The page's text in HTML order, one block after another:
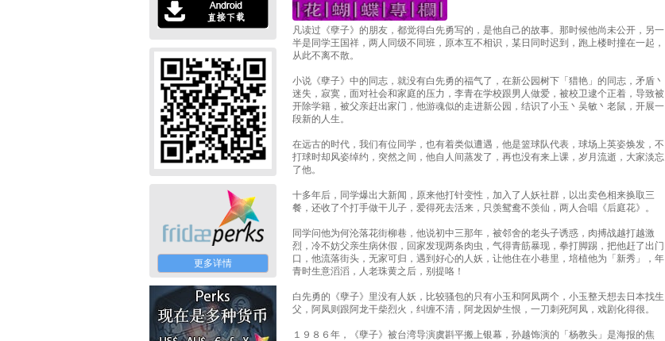
更多详情
凡读过《孽子》的朋友，都觉得白先勇写的，是他自己的故事。那时候他尚未公开，另一
半是同学王国祥，两人同级不同班，原本互不相识，某日同时迟到，跑上楼时撞在一起，
从此不离不散。
小说《孽子》中的同志，就没有白先勇的福气了，在新公园树下「猎艳」的同志，矛盾丶
迷失，寂寞，面对社会和家庭的压力，李青在学校跟男人做爱，被校卫逮个正着，导致被
开除学籍，被父亲赶出家门，他游魂似的走进新公园，结识了小玉丶吴敏丶老鼠，开展一
段新的人生。
在远古的时代，我们有位同学，也有着类似遭遇，他是篮球队代表，球场上英姿焕发，不
打球时却风姿绰约，突然之间，他自人间蒸发了，再也没有来上课，岁月流逝，大家淡忘
了他。
十多年后，同学爆出大新闻，原来他打针变性，加入了人妖社群，以出卖色相来换取三
餐，还收了个打手做干儿子，爱得死去活来，只羡鸳鸯不羡仙，两人合唱《后庭花》。
同学问他为何沦落花街柳巷，他说初中三那年，被邻舍的老头子诱惑，肉搏战越打越激
烈，冷不妨父亲生病休假，回家发现两条肉虫，气得青筋暴现，拳打脚踢，把他赶了出门
口，他流落街头，无家可归，遇到好心的人妖，让他住在小巷里，培植他为「新秀」，年
青时生意滔滔，人老珠黄之后，别提咯！
白先勇的《孽子》里没有人妖，比较骚包的只有小玉和阿凤两个，小玉整天想去日本找生
父，阿凤则跟阿龙干柴烈火，纠缠不清，阿龙因妒生恨，一刀刺死阿凤，戏剧化得很。
１９８６年，《孽子》被台湾导演虞斟平搬上银幕，孙越饰演的「杨教头」是海报的焦